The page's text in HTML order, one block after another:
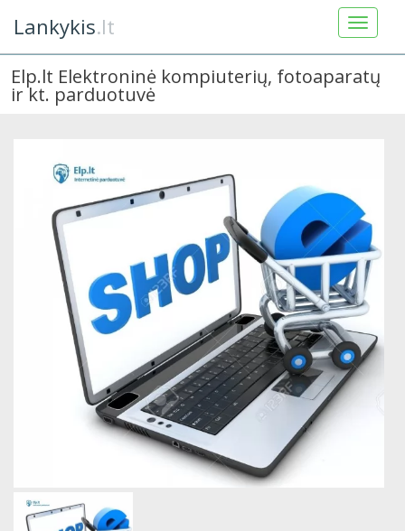
Lankykis.lt
Elp.lt Elektroninė kompiuterių, fotoaparatų
ir kt. parduotuvė